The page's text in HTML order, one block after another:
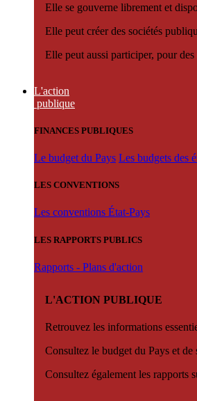
Elle se gouverne librement et
Elle peut créer des sociétés
Elle peut aussi participer, pour
L'action
publique
FINANCES PUBLIQUES
Le budget du Pays Les budgets des
LES CONVENTIONS
Les conventions État-Pays
LES RAPPORTS PUBLICS
Rapports - Plans d'action
L'ACTION PUBLIQUE
Retrouvez les informations
Consultez le budget du Pays et
Consultez également les rapports